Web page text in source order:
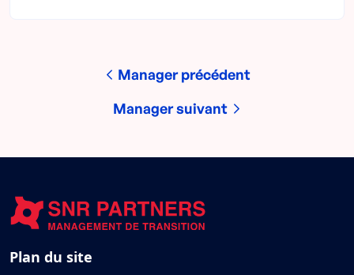
Manager précédent
Manager suivant
Plan du site